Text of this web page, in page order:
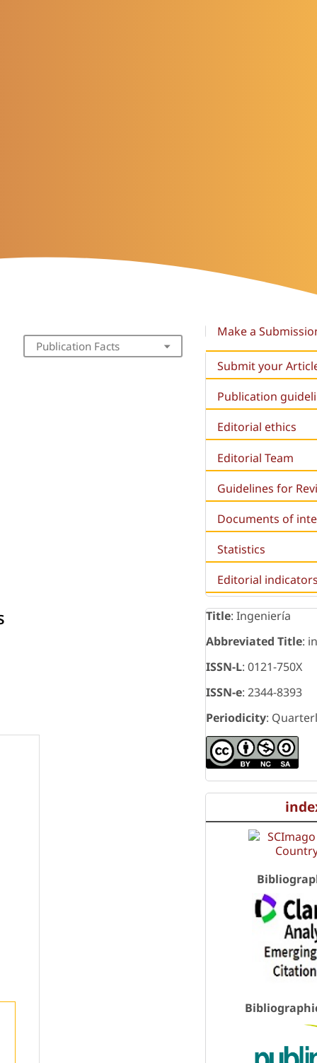
Publication Facts
Make a
Submit your
Publication
Editorial ethics
Editorial Team
Guidelines for
Documents of
Statistics
Editorial
Title: Ingeniería
Abbreviated Title:
ISSN-L: 0121-750X
ISSN-e: 2344-8393
Periodicity: